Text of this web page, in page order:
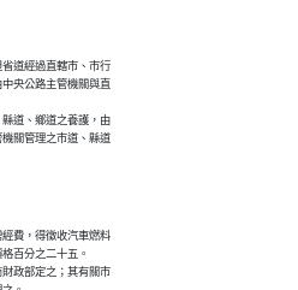
道經過直轄市、市行
央公路主管機關與直
道、鄉道之養護，由
關管理之市道、縣道
費，得徵收汽車燃料
百分之二十五。
政部定之；其有關市